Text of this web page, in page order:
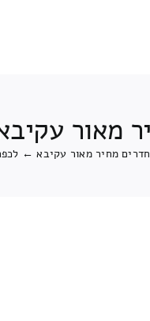
מאור
חדרים מחיר מאור עקיבא ←